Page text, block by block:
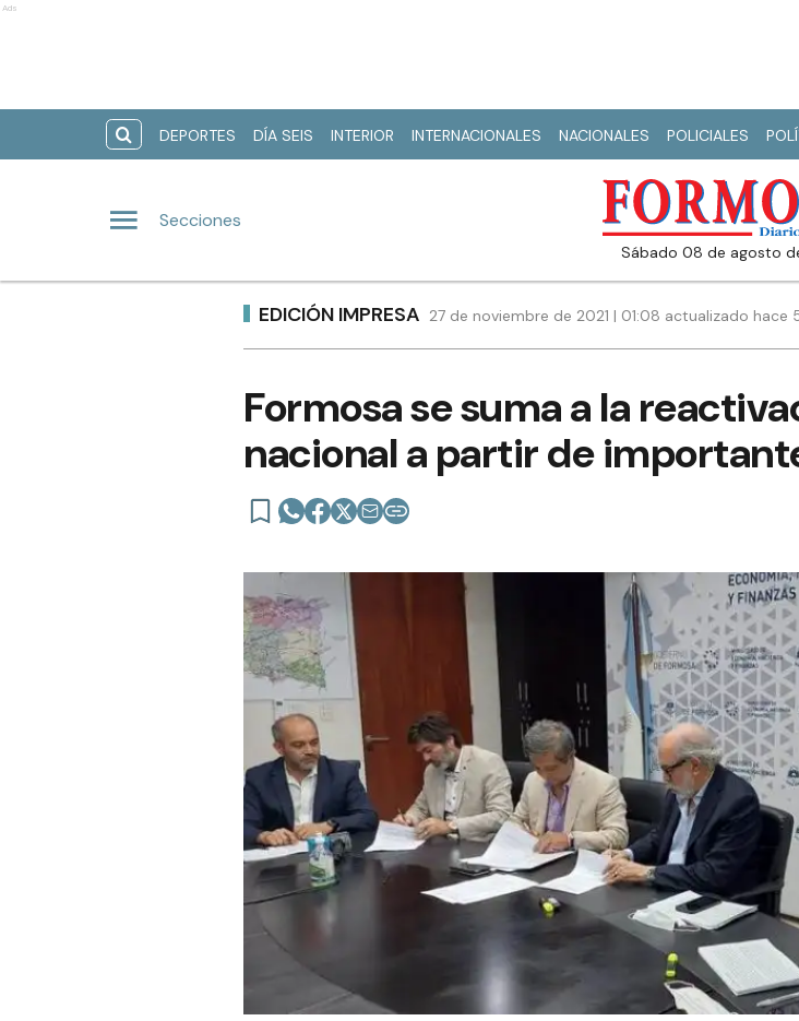
Ads
DEPORTES DÍA SEIS INTERIOR INTERNACIONALES NACIONALES POLICIALES
Secciones
sábado 08 de agosto
EDICIÓN IMPRESA 27 de noviembre de 2021 | 01:08 actualizado hace
Formosa se suma a la
nacional a partir de